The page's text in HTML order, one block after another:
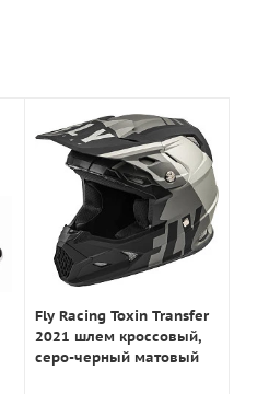
Fly Racing Toxin Transfer
2021 шлем кроссовый,
серо-черный матовый